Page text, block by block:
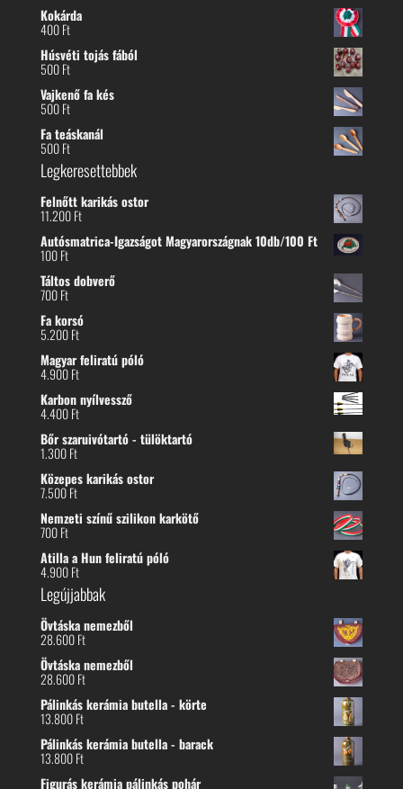
Kokárda
400Ft
Húsvéti tojás fából
500Ft
Vajkenő fa kés
500Ft
Fa teáskanál
500Ft
Legkeresettebbek
Felnőtt karikás ostor
11.200Ft
Autósmatrica-Igazságot Magyarországnak 10db/100 Ft
100Ft
Táltos dobverő
700Ft
Fa korsó
5.200Ft
Magyar feliratú póló
4.900Ft
Karbon nyílvessző
4.400Ft
Bőr szaruivótartó - tülöktartó
1.300Ft
Közepes karikás ostor
7.500Ft
Nemzeti színű szilikon karkötő
700Ft
Atilla a Hun feliratú póló
4.900Ft
Legújjabbak
Övtáska nemezből
28.600Ft
Övtáska nemezből
28.600Ft
Pálinkás kerámia butella - körte
13.800Ft
Pálinkás kerámia butella - barack
13.800Ft
Figurás kerámia pálinkás pohár